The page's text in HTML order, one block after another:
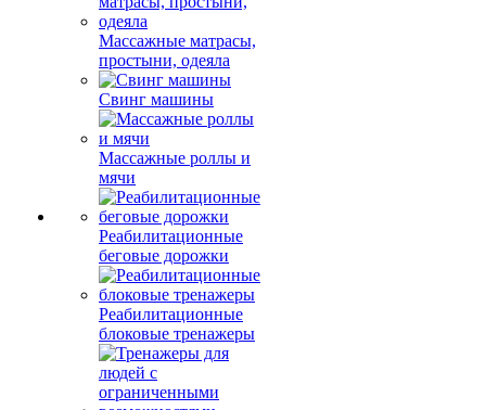
Массажные матрасы,
простыни, одеяла
Свинг машины
Массажные роллы и
мячи
Реабилитационные
беговые дорожки
Реабилитационные
блоковые тренажеры